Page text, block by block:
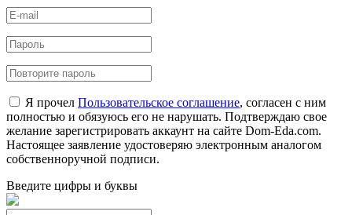
Я прочел Пользовательское соглашение, согласен с ним
полностью и обязуюсь его не нарушать. Подтверждаю свое
желание зарегистрировать аккаунт на сайте Dom-Eda.com.
Настоящее заявление удостоверяю электронным аналогом
собственноручной подписи.
Введите цифры и буквы